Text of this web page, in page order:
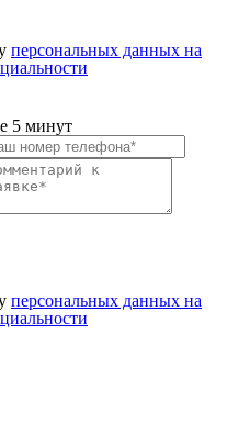
персональных данных на
5 минут
персональных данных на